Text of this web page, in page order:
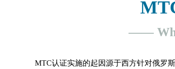
——
MTC认证实施的起因源于西方针对俄罗